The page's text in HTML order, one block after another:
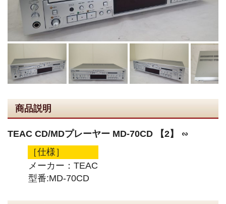
商品説明
TEAC CD/MDプレーヤー MD-70CD 【2】 ∽
［仕様］
メーカー：TEAC
型番:MD-70CD